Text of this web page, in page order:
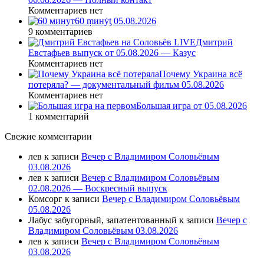
Комментариев нет
60 ṃинẏƫ 05.08.2026
9 комментариев
Дмитрий
Евстафьев выпуск от 05.08.2026 — Казус
Комментариев нет
Почему Украина всё
потеряла? — документальный фильм 05.08.2026
Комментариев нет
Большая игра от 05.08.2026
1 комментарий
Свежие комментарии
лев к записи Вечер с Владимиром Соловьёвым
03.08.2026
лев к записи Вечер с Владимиром Соловьёвым
02.08.2026 — Воскресный выпуск
Комсорг к записи Вечер с Владимиром Соловьёвым
05.08.2026
Лабус забугорный, запатентованный к записи Вечер с
Владимиром Соловьёвым 03.08.2026
лев к записи Вечер с Владимиром Соловьёвым
03.08.2026